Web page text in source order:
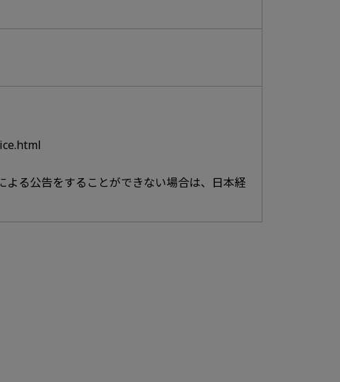
る公告をすることができない場合は、日本経